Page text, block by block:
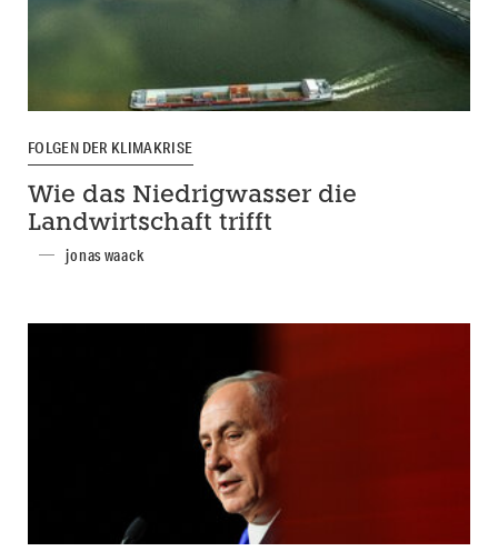
FOLGEN DER KLIMAKRISE
Wie das Niedrigwasser die
Landwirtschaft trifft
jonas waack